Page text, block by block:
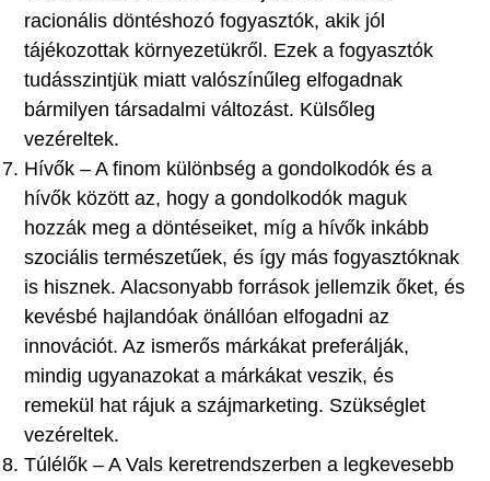
racionális döntéshozó fogyasztók, akik jól
tájékozottak környezetükről. Ezek a fogyasztók
tudásszintjük miatt valószínűleg elfogadnak
bármilyen társadalmi változást. Külsőleg
vezéreltek.
Hívők – A finom különbség a gondolkodók és a
hívők között az, hogy a gondolkodók maguk
hozzák meg a döntéseiket, míg a hívők inkább
szociális természetűek, és így más fogyasztóknak
is hisznek. Alacsonyabb források jellemzik őket, és
kevésbé hajlandóak önállóan elfogadni az
innovációt. Az ismerős márkákat preferálják,
mindig ugyanazokat a márkákat veszik, és
remekül hat rájuk a szájmarketing. Szükséglet
vezéreltek.
Túlélők – A Vals keretrendszerben a legkevesebb